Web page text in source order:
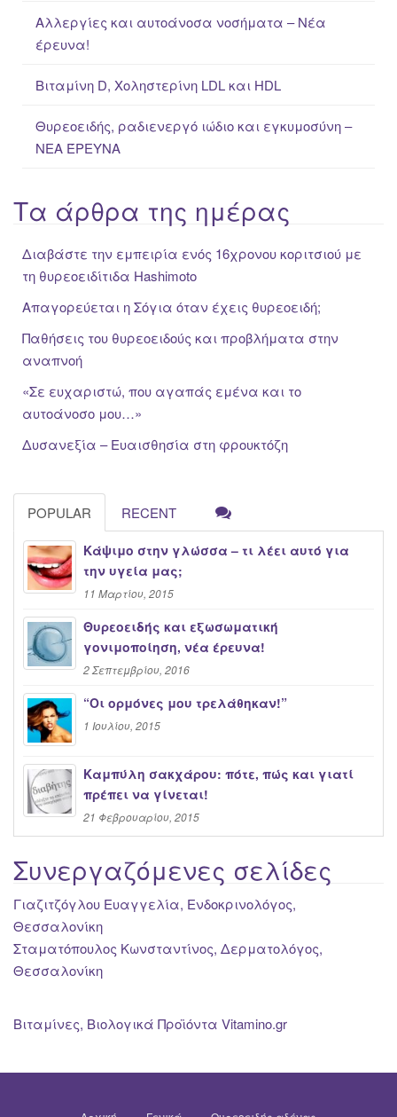
Αλλεργίες και αυτοάνοσα νοσήματα – Νέα
έρευνα!
Βιταμίνη D, Χοληστερίνη LDL και HDL
Θυρεοειδής, ραδιενεργό ιώδιο και εγκυμοσύνη –
ΝΕΑ ΈΡΕΥΝΑ
Τα άρθρα της ημέρας
Διαβάστε την εμπειρία ενός 16χρονου κοριτσιού με
τη θυρεοειδίτιδα Hashimoto
Απαγορεύεται η Σόγια όταν έχεις θυρεοειδή;
Παθήσεις του θυρεοειδούς και προβλήματα στην
αναπνοή
«Σε ευχαριστώ, που αγαπάς εμένα και το
αυτοάνοσο μου…»
Δυσανεξία – Ευαισθησία στη φρουκτόζη
POPULAR RECENT
Κάψιμο στην γλώσσα – τι λέει αυτό για
την υγεία μας;
11 Μαρτίου, 2015
Θυρεοειδής και εξωσωματική
γονιμοποίηση, νέα έρευνα!
2 Σεπτεμβρίου, 2016
“Oι ορμόνες μου τρελάθηκαν!”
1 Ιουλίου, 2015
Καμπύλη σακχάρου: πότε, πώς και γιατί
πρέπει να γίνεται!
21 Φεβρουαρίου, 2015
Συνεργαζόμενες σελίδες
Γιαζιτζόγλου Ευαγγελία, Ενδοκρινολόγος,
Θεσσαλονίκη
Σταματόπουλος Κωνσταντίνος, Δερματολόγος,
Θεσσαλονίκη
Βιταμίνες, Βιολογικά Προϊόντα Vitamino.gr